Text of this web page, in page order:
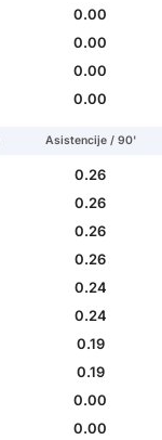
0.00
0.00
0.00
0.00
Asistencije / 90'
0.26
0.26
0.26
0.26
0.24
0.24
0.19
0.19
0.00
0.00